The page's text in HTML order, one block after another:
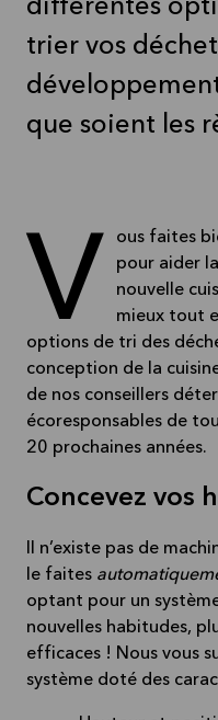
différentes
trier vos
que soient les
Vous faites bien sûr déjà de votre mieux
pour aider
nouvelle
mieux tout
options de tri des
conception de la
de nos conseillers
écoresponsables de
20 prochaines années.
Concevez vos
Il n’existe pas de
le faites
optant pour un
nouvelles habitudes,
efficaces ! Nous vous
système doté des